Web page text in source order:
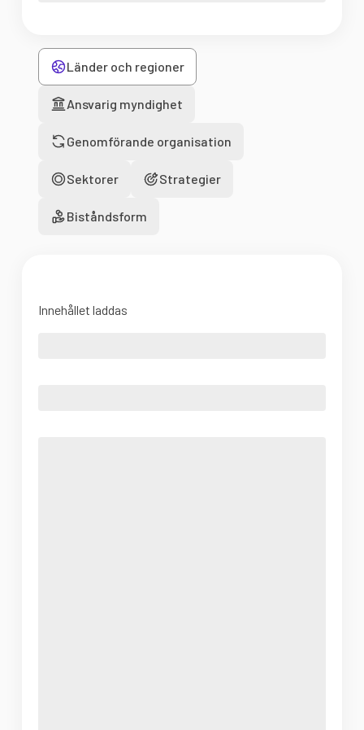
Länder och regioner
Ansvarig myndighet
Genomförande organisation
Sektorer Strategier
Biståndsform
Innehållet laddas